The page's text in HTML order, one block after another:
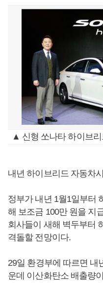
▲ 신형 쏘나타 하이브
내년 하이브리드 자동차
정부가 내년 1월1일부터
해 보조금 100만 원을 지
회사들이 새해 벽두부터
격돌할 전망이다.
29일 환경부에 따르면 내
운데 이산화탄소 배출량